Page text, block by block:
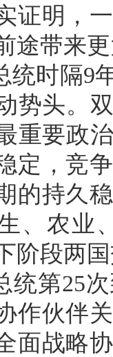
证明，
途带来
统时隔9
势头。
重要政
定，竞
的持久
、农业
阶段两
统第25
作伙伴
面战略